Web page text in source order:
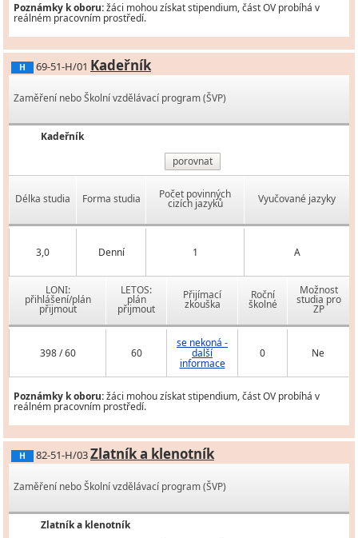
Poznámky k oboru:žáci mohou získat stipendium, část OV probíhá v
reálném pracovním prostředí.
H 69-51-H/01 Kadeřník
Zaměření nebo Školní vzdělávací program (ŠVP)
Kadeřník
porovnat
Délka studia Forma studia Počet povinných
cizích jazyků Vyučované jazyky
3,0 Denní 1 A
LONI:
přihlášení/plán
přijmout
LETOS:
plán
přijmout
Přijímací
zkouška
Roční
školné
Možnost
studia pro
ZP
398 / 60 60
se nekoná -
další
informace
0 Ne
Poznámky k oboru:žáci mohou získat stipendium, část OV probíhá v
reálném pracovním prostředí.
H 82-51-H/03Zlatník a klenotník
Zaměření nebo Školní vzdělávací program (ŠVP)
Zlatník a klenotník